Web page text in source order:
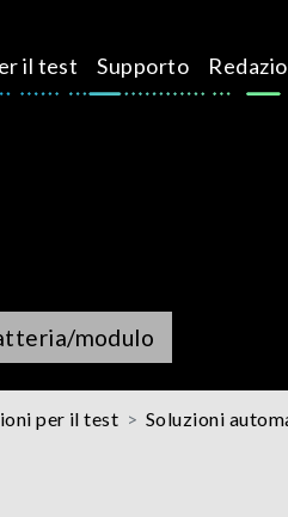
il test Supporto
modulo
per il test Soluzioni